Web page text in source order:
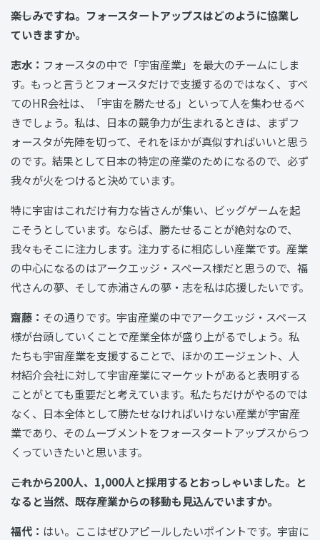
――楽しみですね。フォースタートアップスはどのように協業し
ていきますか。
志水： フォースタの中で「宇宙産業」を最大のチームにしま
す。もっと言うとフォースタだけで支援するのではなく、すべ
てのHR会社は、「宇宙を勝たせる」といって人を集わせるべ
きでしょう。私は、日本の競争力が生まれるときは、まずフ
ォースタが先陣を切って、それをほかが真似すればいいと思う
のです。結果として日本の特定の産業のためになるので、必ず
我々が火をつけると決めています。
特に宇宙はこれだけ有力な皆さんが集い、ビッグゲームを起
こそうとしています。ならば、勝たせることが絶対なので、
我々もそこに注力します。注力するに相応しい産業です。産業
の中心になるのはアークエッジ・スペース様だと思うので、福
代さんの夢、そして赤浦さんの夢・志を私は応援したいです。
齋藤： その通りです。宇宙産業の中でアークエッジ・スペース
様が台頭していくことで産業全体が盛り上がるでしょう。私
たちも宇宙産業を支援することで、ほかのエージェント、人
材紹介会社に対して宇宙産業にマーケットがあると表明する
ことがとても重要だと考えています。私たちだけがやるのでは
なく、日本全体として勝たせなければいけない産業が宇宙産
業であり、そのムーブメントをフォースタートアップスからつ
くっていきたいと思います。
――これから200人、1,000人と採用するとおっしゃいました。と
なると当然、既存産業からの移動も見込んでいますか。
福代： はい。ここはぜひアピールしたいポイントです。宇宙に